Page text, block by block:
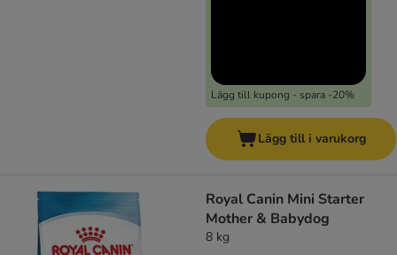
Lägg till kupong - spara -20%
Lägg till i varukorg
Royal Canin Mini Starter
Mother & Babydog
8 kg